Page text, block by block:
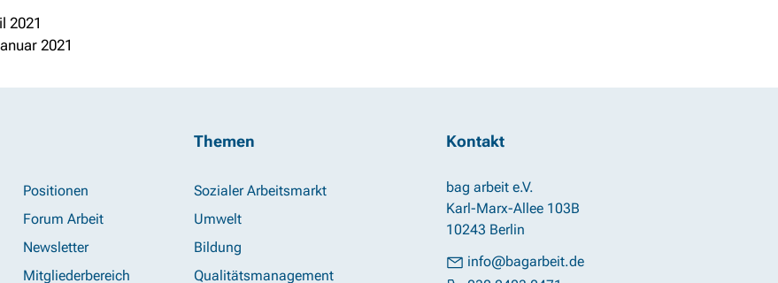
2021
2021
Positionen
Forum Arbeit
Newsletter
Mitgliederbereich
Themen
Sozialer Arbeitsmarkt
Umwelt
Bildung
Qualitätsmanagement
Kontakt
bag arbeit e.V.
Karl-Marx-Allee 103B
10243 Berlin
info@bagarbeit.de